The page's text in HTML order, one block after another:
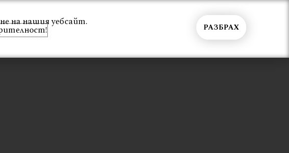
Проекти Вход
на нашия уебсайт. РАЗБРАХ